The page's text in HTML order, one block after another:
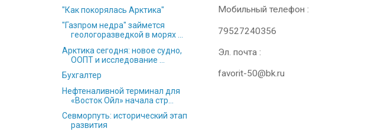
Мобильный телефон :
79527240356
Эл. почта :
favorit-50@bk.ru
"Как покорялась Арктика"
"Газпром недра" займется
геологоразведкой в морях ...
Арктика сегодня: новое судно,
ООПТ и исследование ...
Бухгалтер
Нефтеналивной терминал для
«Восток Ойл» начала стр...
Севморпуть: исторический этап
развития